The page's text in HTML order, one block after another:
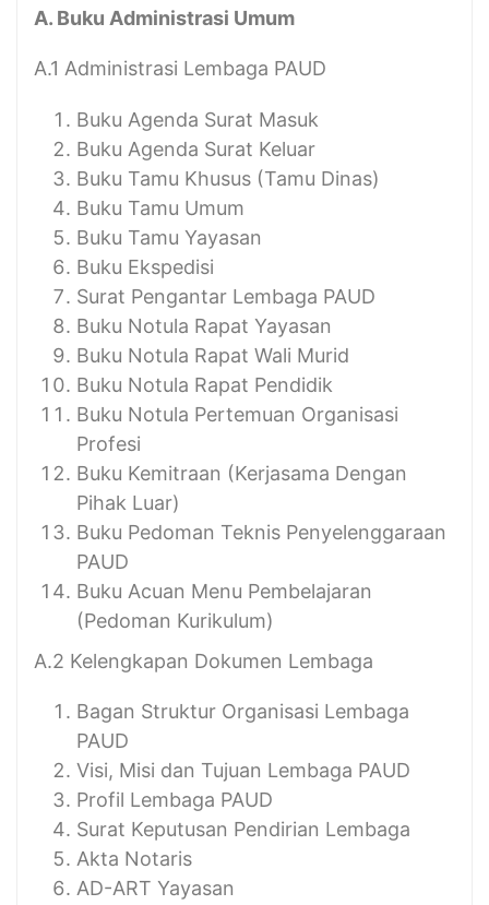
A. Buku Administrasi Umum
A.1 Administrasi Lembaga PAUD
Buku Agenda Surat Masuk
Buku Agenda Surat Keluar
Buku Tamu Khusus (Tamu Dinas)
Buku Tamu Umum
Buku Tamu Yayasan
Buku Ekspedisi
Surat Pengantar Lembaga PAUD
Buku Notula Rapat Yayasan
Buku Notula Rapat Wali Murid
Buku Notula Rapat Pendidik
Buku Notula Pertemuan Organisasi
Profesi
Buku Kemitraan (Kerjasama Dengan
Pihak Luar)
Buku Pedoman Teknis Penyelenggaraan
PAUD
Buku Acuan Menu Pembelajaran
(Pedoman Kurikulum)
A.2 Kelengkapan Dokumen Lembaga
Bagan Struktur Organisasi Lembaga
PAUD
Visi, Misi dan Tujuan Lembaga PAUD
Profil Lembaga PAUD
Surat Keputusan Pendirian Lembaga
Akta Notaris
AD-ART Yayasan